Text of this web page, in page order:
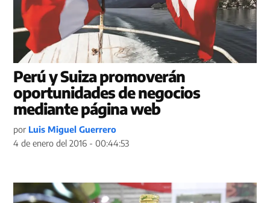
Perú y Suiza promoverán
oportunidades de negocios
mediante página web
por Luis Miguel Guerrero
4 de enero del 2016 - 00:44:53